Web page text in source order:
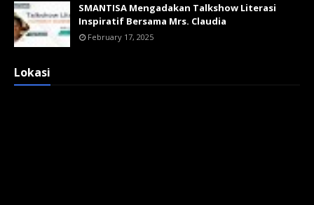
SMANTISA Mengadakan Talkshow Literasi
Inspiratif Bersama Mrs. Claudia
February 17, 2025
Lokasi